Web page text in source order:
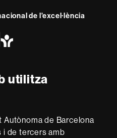
utilitza
Autònoma de Barcelona
de tercers amb
de l'excel·lència
-
Euraxess
de